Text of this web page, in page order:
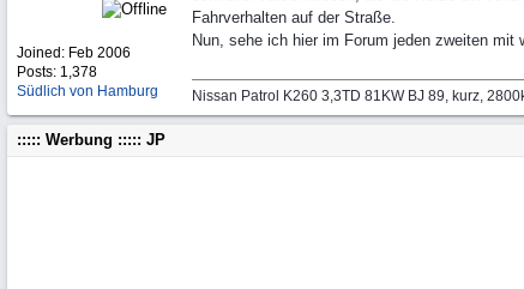
Joined: Feb 2006
Posts: 1,378
Südlich von Hamburg
Fahrverhalten auf der Straße.
Nun, sehe ich hier im Forum jeden zweiten
Nissan Patrol K260 3,3TD 81KW BJ 89, kurz,
::::: Werbung ::::: JP